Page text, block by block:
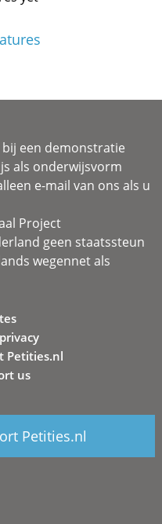
een demonstratie
als onderwijsvorm
e-mail van ons als u
Project
geen staatssteun
wegennet als
Petities.nl
us
Petities.nl